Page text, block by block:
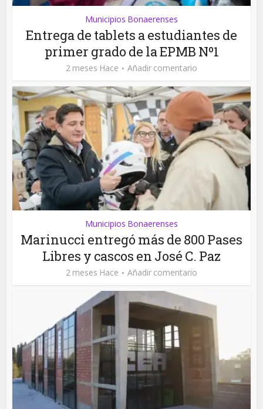
Municipios Bonaerenses
Entrega de tablets a estudiantes de
primer grado de la EPMB Nº1
2 meses Hace Añadir comentario
Municipios Bonaerenses
Marinucci entregó más de 800 Pases
Libres y cascos en José C. Paz
2 meses Hace Añadir comentario